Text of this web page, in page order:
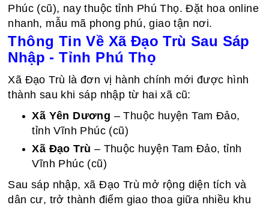
Phúc (cũ), nay thuộc tỉnh Phú Thọ. Đặt hoa online
nhanh, mẫu mã phong phú, giao tận nơi.
Thông Tin Về Xã Đạo Trù Sau Sáp
Nhập - Tỉnh Phú Thọ
Xã Đạo Trù là đơn vị hành chính mới được hình
thành sau khi sáp nhập từ hai xã cũ:
Xã Yên Dương – Thuộc huyện Tam Đảo,
tỉnh Vĩnh Phúc (cũ)
Xã Đạo Trù – Thuộc huyện Tam Đảo, tỉnh
Vĩnh Phúc (cũ)
Sau sáp nhập, xã Đạo Trù mở rộng diện tích và
dân cư, trở thành điểm giao thoa giữa nhiều khu